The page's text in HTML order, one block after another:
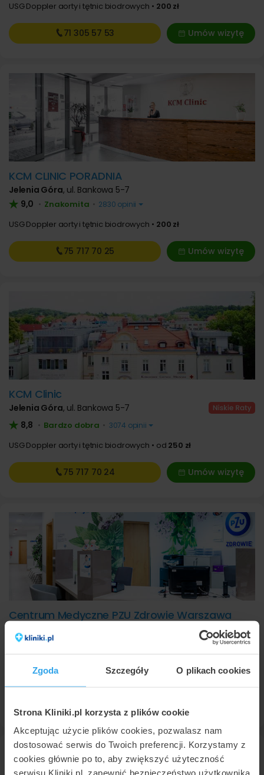
Zgoda Szczegóły O plikach cookies
Strona Kliniki.pl korzysta z plików cookie
Akceptując użycie plików cookies, pozwalasz nam
dostosować serwis do Twoich preferencji. Korzystamy z
cookies głównie po to, aby zwiększyć użyteczność
serwisu Kliniki.pl, zapewnić bezpieczeństwo użytkownika
USG Doppler aorty i tętnic biodrowych 200 zł
Umów wizytę
71 305 57 53
KCM CLINIC PORADNIA
Jelenia Góra, ul. Bankowa 5-7
9,0 • Znakomita • 2830 opinii
USG Doppler aorty i tętnic biodrowych 200 zł
Umów wizytę
75 717 70 25
KCM Clinic
Jelenia Góra, ul. Bankowa 5-7
8,8 • Bardzo dobra • 3074 opinii
USG Doppler aorty i tętnic biodrowych od 250 zł
Umów wizytę
75 717 70 24
Centrum Medyczne PZU Zdrowie Warszawa
Warszawa
USG Doppler aorty i tętnic biodrowych 160 zł